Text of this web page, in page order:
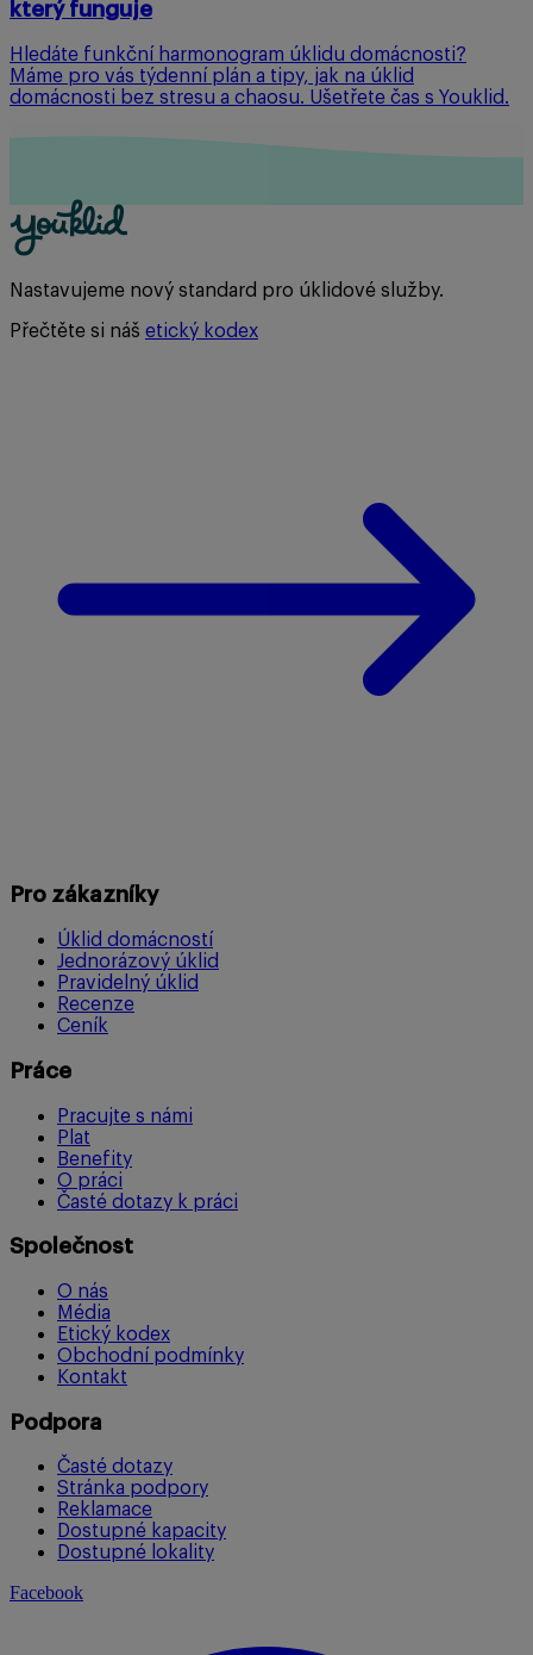
který funguje
Hledáte funkční harmonogram úklidu domácnosti?
Máme pro vás týdenní plán a tipy, jak na úklid
domácnosti bez stresu a chaosu. Ušetřete čas s Youklid.
Nastavujeme nový standard pro úklidové služby.
Přečtěte si náš etický kodex
Pro zákazníky
Úklid domácností
Jednorázový úklid
Pravidelný úklid
Recenze
Ceník
Práce
Pracujte s námi
Plat
Benefity
O práci
Časté dotazy k práci
Společnost
O nás
Média
Etický kodex
Obchodní podmínky
Kontakt
Podpora
Časté dotazy
Stránka podpory
Reklamace
Dostupné kapacity
Dostupné lokality
Facebook